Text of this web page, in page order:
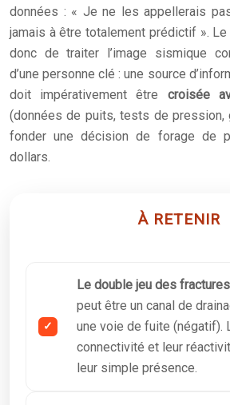
données : « Je ne les appellerais pas
jamais à être totalement prédictif ».
donc de traiter l’image sismique
d’une personne clé : une source
doit impérativement être croisée
(données de puits, tests de pression,
fonder une décision de forage de
dollars.
À RETENIR
Le double jeu des
peut être un canal de
une voie de fuite (négatif).
connectivité et leur
leur simple présence.